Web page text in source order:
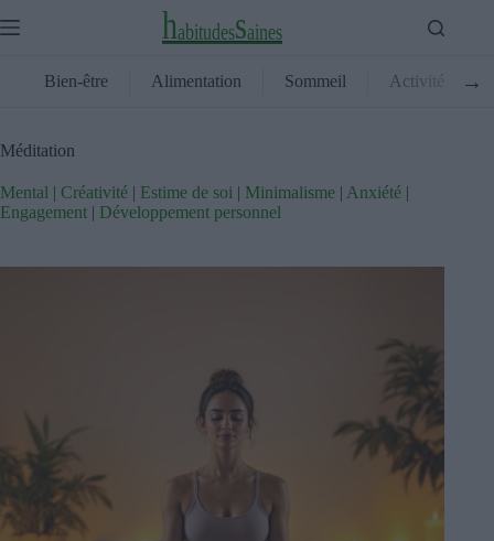
to
habitudessaines
Bien-être Alimentation Sommeil Activité →
Méditation
Mental | Créativité | Estime de soi | Minimalisme | Anxiété |
Engagement | Développement personnel